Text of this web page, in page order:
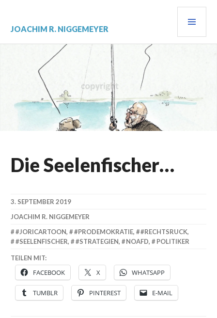
springen
JOACHIM R. NIGGEMEYER
Die Seelenfischer…
3. SEPTEMBER 2019
JOACHIM R. NIGGEMEYER
#JORICARTOON, #PRODEMOKRATIE, #RECHTSRUCK,
#SEELENFISCHER, #STRATEGIEN, NOAFD, POLITIKER
TEILEN MIT:
FACEBOOK X WHATSAPP
TUMBLR PINTEREST E-MAIL